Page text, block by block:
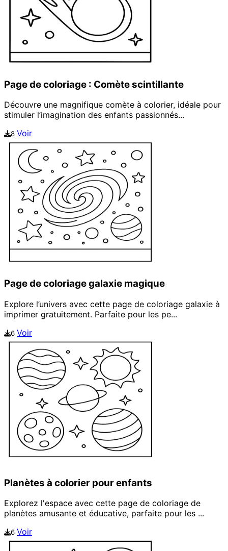
Page de coloriage : Comète scintillante
Découvre une magnifique comète à colorier, idéale pour
stimuler l’imagination des enfants passionnés...
8 Voir
Page de coloriage galaxie magique
Explore l’univers avec cette page de coloriage galaxie à
imprimer gratuitement. Parfaite pour les pe...
6 Voir
Planètes à colorier pour enfants
Explorez l'espace avec cette page de coloriage de
planètes amusante et éducative, parfaite pour les ...
6 Voir